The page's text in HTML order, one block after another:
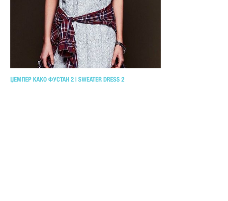
ЏЕМПЕР КАКО ФУСТАН 2 | SWEATER DRESS 2